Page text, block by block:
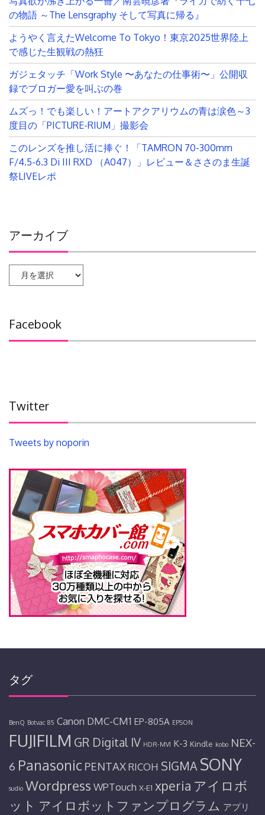
の物語 ～The Lensgraphy そして写真に帰る』
ようやく言えたWelcome To Tokyo！東京2025世界陸上
で感じた生観戦の熱狂
ガジェタッチ「Work Style 〜あなたの仕事術〜」公開収
録でブロガー愛を叫ぶの巻
ムズっ！でも楽しい！アートアクアリウムの青は涙色～3
度目の「PICTURE-RIUM」撮影会
このレンズを推し活に捧ぐ！「TAMRON 70-300mm
F/4.5-6.3 Di III RXD （A047）」レビュー＆ささのま生誕
祭LIVEレポ
アーカイブ
ー
ブ
Facebook
Twitter
Tweets by noporin
タグ
BenQ Botvac 85 Canon DMC-CM1 EP-805A EPSON
FUJIFILM GR Digital IV HDR-MV1 K-3 Kindle kobo NEX-
6 Panasonic PENTAXRICOH SIGMA SONY
sudio Wordpress WPTouch X-E1 xperia アイロボ
ット アイロボットファンプログラム アプリ